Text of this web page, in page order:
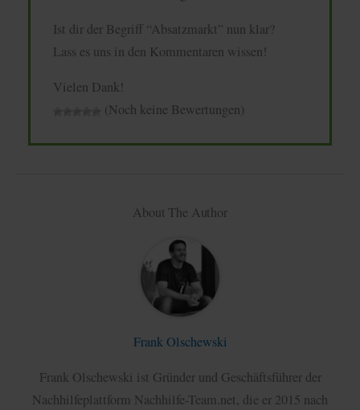
Ist dir der Begriff “Absatzmarkt” nun klar?
Lass es uns in den Kommentaren wissen!
Vielen Dank!
(Noch keine Bewertungen)
About The Author
Frank Olschewski
Frank Olschewski ist Gründer und Geschäftsführer der
Nachhilfeplattform Nachhilfe-Team.net, die er 2015 nach